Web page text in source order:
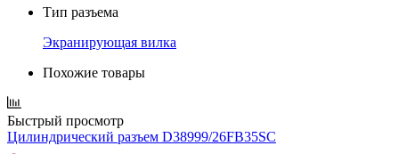
Тип разъема
Экранирующая вилка
Похожие товары
Быстрый просмотр
Цилиндрический разъем D38999/26FB35SC